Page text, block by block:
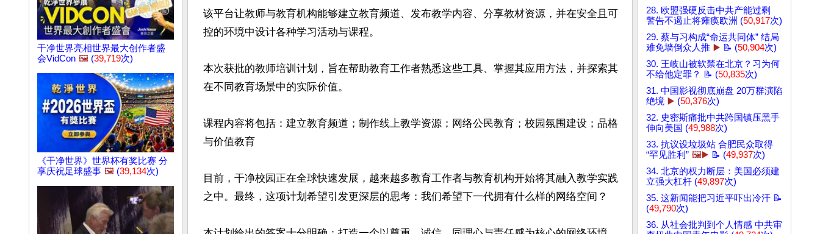
干净世界亮相世界最大创作者盛
会VidCon 🖼️ (39,719次)
《干净世界》世界杯有奖比赛 分
享庆祝足球盛事 🖼️ (39,134次)
该平台让教师与教育机构能够建立教育频道、发布教学内容、分享教材资源，并在安全且可
控的环境中设计各种学习活动与课程。
本次获批的教师培训计划，旨在帮助教育工作者熟悉这些工具、掌握其应用方法，并探索其
在不同教育场景中的实际价值。
课程内容将包括：建立教育频道；制作线上教学资源；网络公民教育；校园氛围建设；品格
与价值教育
目前，干净校园正在全球快速发展，越来越多教育工作者与教育机构开始将其融入教学实践
之中。最终，这项计划希望引发更深层的思考：我们希望下一代拥有什么样的网络空间？
28. 欧盟强硬反击中共产能过剩
警告不遏止将瘫痪欧洲 (50,917次)
29. 蔡与习构成“命运共同体” 结局
难免墙倒众人推 ▶️ 📝 (50,904次)
30. 王岐山被软禁在北京？习为何
不给他定罪？ 📝 (50,835次)
31. 中国影视彻底崩盘 20万群演陷
绝境 ▶️ (50,376次)
32. 史密斯痛批中共跨国镇压黑手
伸向美国 (49,988次)
33. 抗议设垃圾站 合肥民众取得
“罕见胜利” 🖼️▶️ 📝 (49,937次)
34. 北京的权力断层：美国必须建
立强大杠杆 (49,897次)
35. 这新闻能把习近平吓出冷汗 📝
(49,790次)
36. 从社会批判到个人情感 中共审